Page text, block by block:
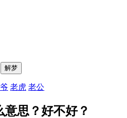
老虎 老公
思？好不好？